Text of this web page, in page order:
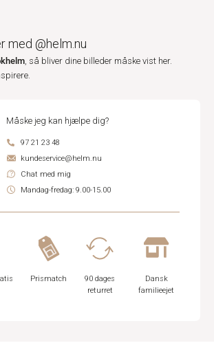
med @helm.nu
, så bliver dine billeder måske vist her.
Måske jeg kan hjælpe dig?
97 21 23 48
kundeservice@helm.nu
Chat med mig
Mandag-fredag: 9.00-15.00
Prismatch
90 dages
returret
Dansk
familieejet